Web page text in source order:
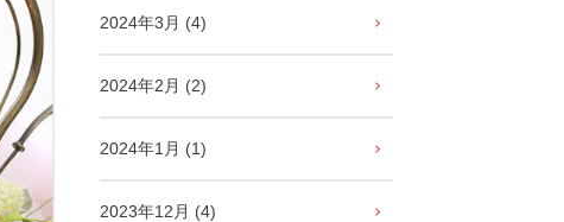
2024年3月 (4)
2024年2月 (2)
2024年1月 (1)
2023年12月 (4)